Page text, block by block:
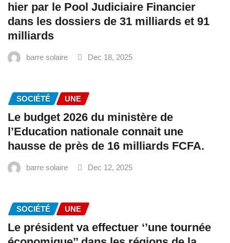
hier par le Pool Judiciaire Financier
dans les dossiers de 31 milliards et 91
milliards
barre solaire Dec 18, 2025
SOCIÉTÉ UNE
Le budget 2026 du ministère de
l’Education nationale connait une
hausse de près de 16 milliards FCFA.
barre solaire Dec 12, 2025
SOCIÉTÉ UNE
Le président va effectuer ‘’une tournée